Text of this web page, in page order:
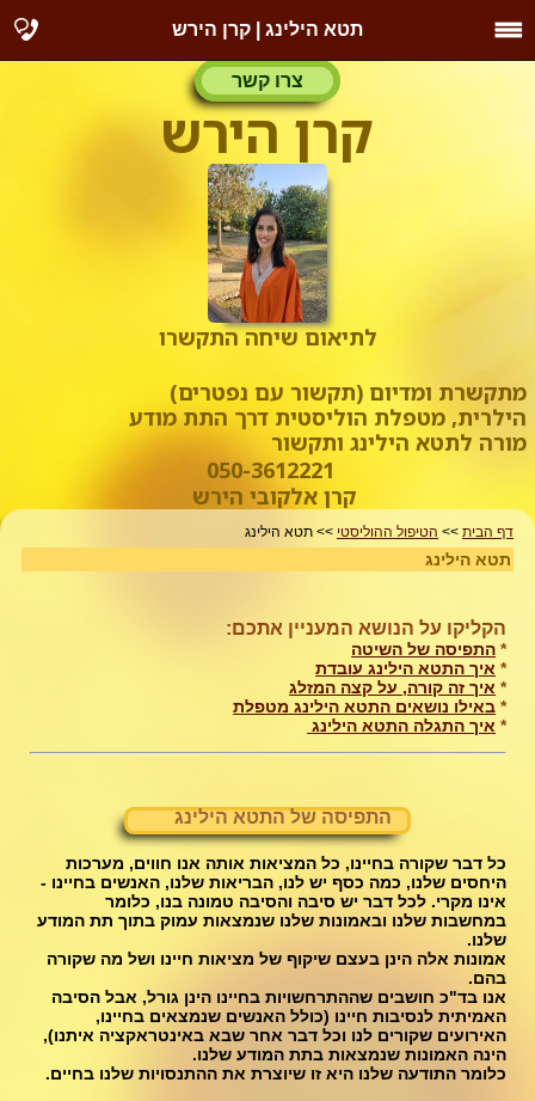
תטא הילינג | קרן הירש
צרו קשר
קרן הירש
מתקשרת ומדיום (תקשור עם נפטרים)
הילרית, מטפלת הוליסטית דרך התת מודע
מורה לתטא הילינג ותקשור
לתיאום שיחה התקשרו
050-3612221
קרן אלקובי הירש
דף הבית >> הטיפול ההוליסטי >> תטא הילינג
תטא הילינג
התפיסה של התטא הילינג
כל דבר שקורה בחיינו, כל המציאות אותה אנו חווים, מערכות
היחסים שלנו, כמה כסף יש לנו, הבריאות שלנו, האנשים בחיינו -
אינו מקרי. לכל דבר יש סיבה והסיבה טמונה בנו, כלומר
במחשבות שלנו ובאמונות שלנו שנמצאות עמוק בתוך תת המודע
שלנו.
אמונות אלה הינן בעצם שיקוף של מציאות חיינו ושל מה שקורה
בהם.
אנו בד"כ חושבים שההתרחשויות בחיינו הינן גורל, אבל הסיבה
האמיתית לנסיבות חיינו (כולל האנשים שנמצאים בחיינו,
האירועים שקורים לנו וכל דבר אחר שבא באינטראקציה איתנו),
הינה האמונות שנמצאות בתת המודע שלנו.
כלומר התודעה שלנו היא זו שיוצרת את ההתנסויות שלנו בחיים.
הקליקו על הנושא המעניין אתכם:
* התפיסה של השיטה
* איך התטא הילינג עובדת
​* איך זה קורה, על קצה המזלג
* באילו נושאים התטא הילינג מטפלת
* איך התגלה התטא הילינג